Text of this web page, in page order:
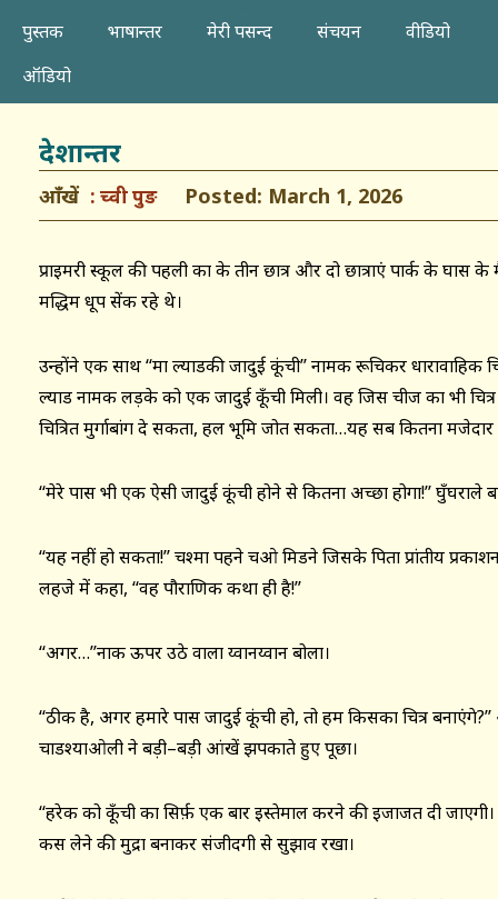
पुस्तक
भाषान्तर मेरी पसन्द संचयन
वीडियो
ऑडियो
देशान्तर
आँखें च्वी पुङPosted: March 1, 2026
प्राइमरी स्कूल की पहली कक्षा के तीन छात्र और दो छात्राएं पार्क के
मद्धिम धूप सेंक रहे थे।
उन्होंने एक साथ ‘‘मा ल्याडकी जादुई कूंची’’ नामक रूचिकर धारावाहिक
ल्याड नामक लड़के को एक जादुई कूँची मिली। वह जिस चीज का भी
चित्रित मुर्गाबांग दे सकता, हल भूमि जोत सकता…यह सब कितना मजेदार
‘‘मेरे पास भी एक ऐसी जादुई कूंची होने से कितना अच्छा होगा!’’ घुँघराले
‘‘यह नहीं हो सकता!’’ चश्मा पहने चओ मिडने जिसके पिता प्रांतीय
लहजे में कहा, ‘‘वह पौराणिक कथा ही है!’’
‘‘अगर…’’नाक ऊपर उठे वाला य्वानय्वान बोला।
‘‘ठीक है, अगर हमारे पास जादुई कूंची हो, तो हम किसका चित्र
चाडश्याओली ने बड़ी–बड़ी आंखें झपकाते हुए पूछा।
‘‘हरेक को कूँची का सिर्फ़ एक बार इस्तेमाल करने की इजाजत दी जाएगी।
कस लेने की मुद्रा बनाकर संजीदगी से सुझाव रखा।